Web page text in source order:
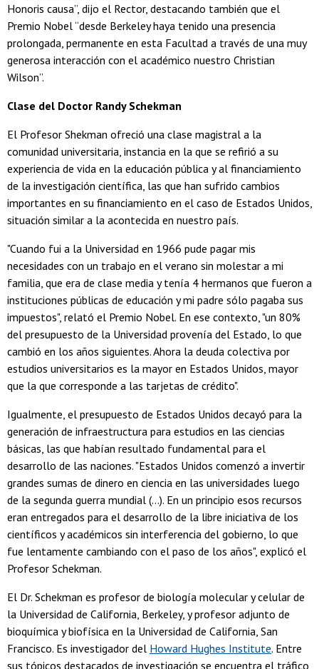
Honoris causa”, dijo el Rector, destacando también que el
Premio Nobel “desde Berkeley haya tenido una presencia
prolongada, permanente en esta Facultad a través de una muy
generosa interacción con el académico nuestro Christian
Wilson”.
Clase del Doctor Randy Schekman
El Profesor Shekman ofreció una clase magistral a la
comunidad universitaria, instancia en la que se refirió a su
experiencia de vida en la educación pública y al financiamiento
de la investigación científica, las que han sufrido cambios
importantes en su financiamiento en el caso de Estados Unidos,
situación similar a la acontecida en nuestro país.
"Cuando fui a la Universidad en 1966 pude pagar mis
necesidades con un trabajo en el verano sin molestar a mi
familia, que era de clase media y tenía 4 hermanos que fueron a
instituciones públicas de educación y mi padre sólo pagaba sus
impuestos", relató el Premio Nobel. En ese contexto, "un 80%
del presupuesto de la Universidad provenía del Estado, lo que
cambió en los años siguientes. Ahora la deuda colectiva por
estudios universitarios es la mayor en Estados Unidos, mayor
que la que corresponde a las tarjetas de crédito".
Igualmente, el presupuesto de Estados Unidos decayó para la
generación de infraestructura para estudios en las ciencias
básicas, las que habían resultado fundamental para el
desarrollo de las naciones. "Estados Unidos comenzó a invertir
grandes sumas de dinero en ciencia en las universidades luego
de la segunda guerra mundial (...). En un principio esos recursos
eran entregados para el desarrollo de la libre iniciativa de los
científicos y académicos sin interferencia del gobierno, lo que
fue lentamente cambiando con el paso de los años", explicó el
Profesor Schekman.
El Dr. Schekman es profesor de biología molecular y celular de
la Universidad de California, Berkeley, y profesor adjunto de
bioquímica y biofísica en la Universidad de California, San
Francisco. Es investigador del Howard Hughes Institute. Entre
sus tópicos destacados de investigación se encuentra el tráfico